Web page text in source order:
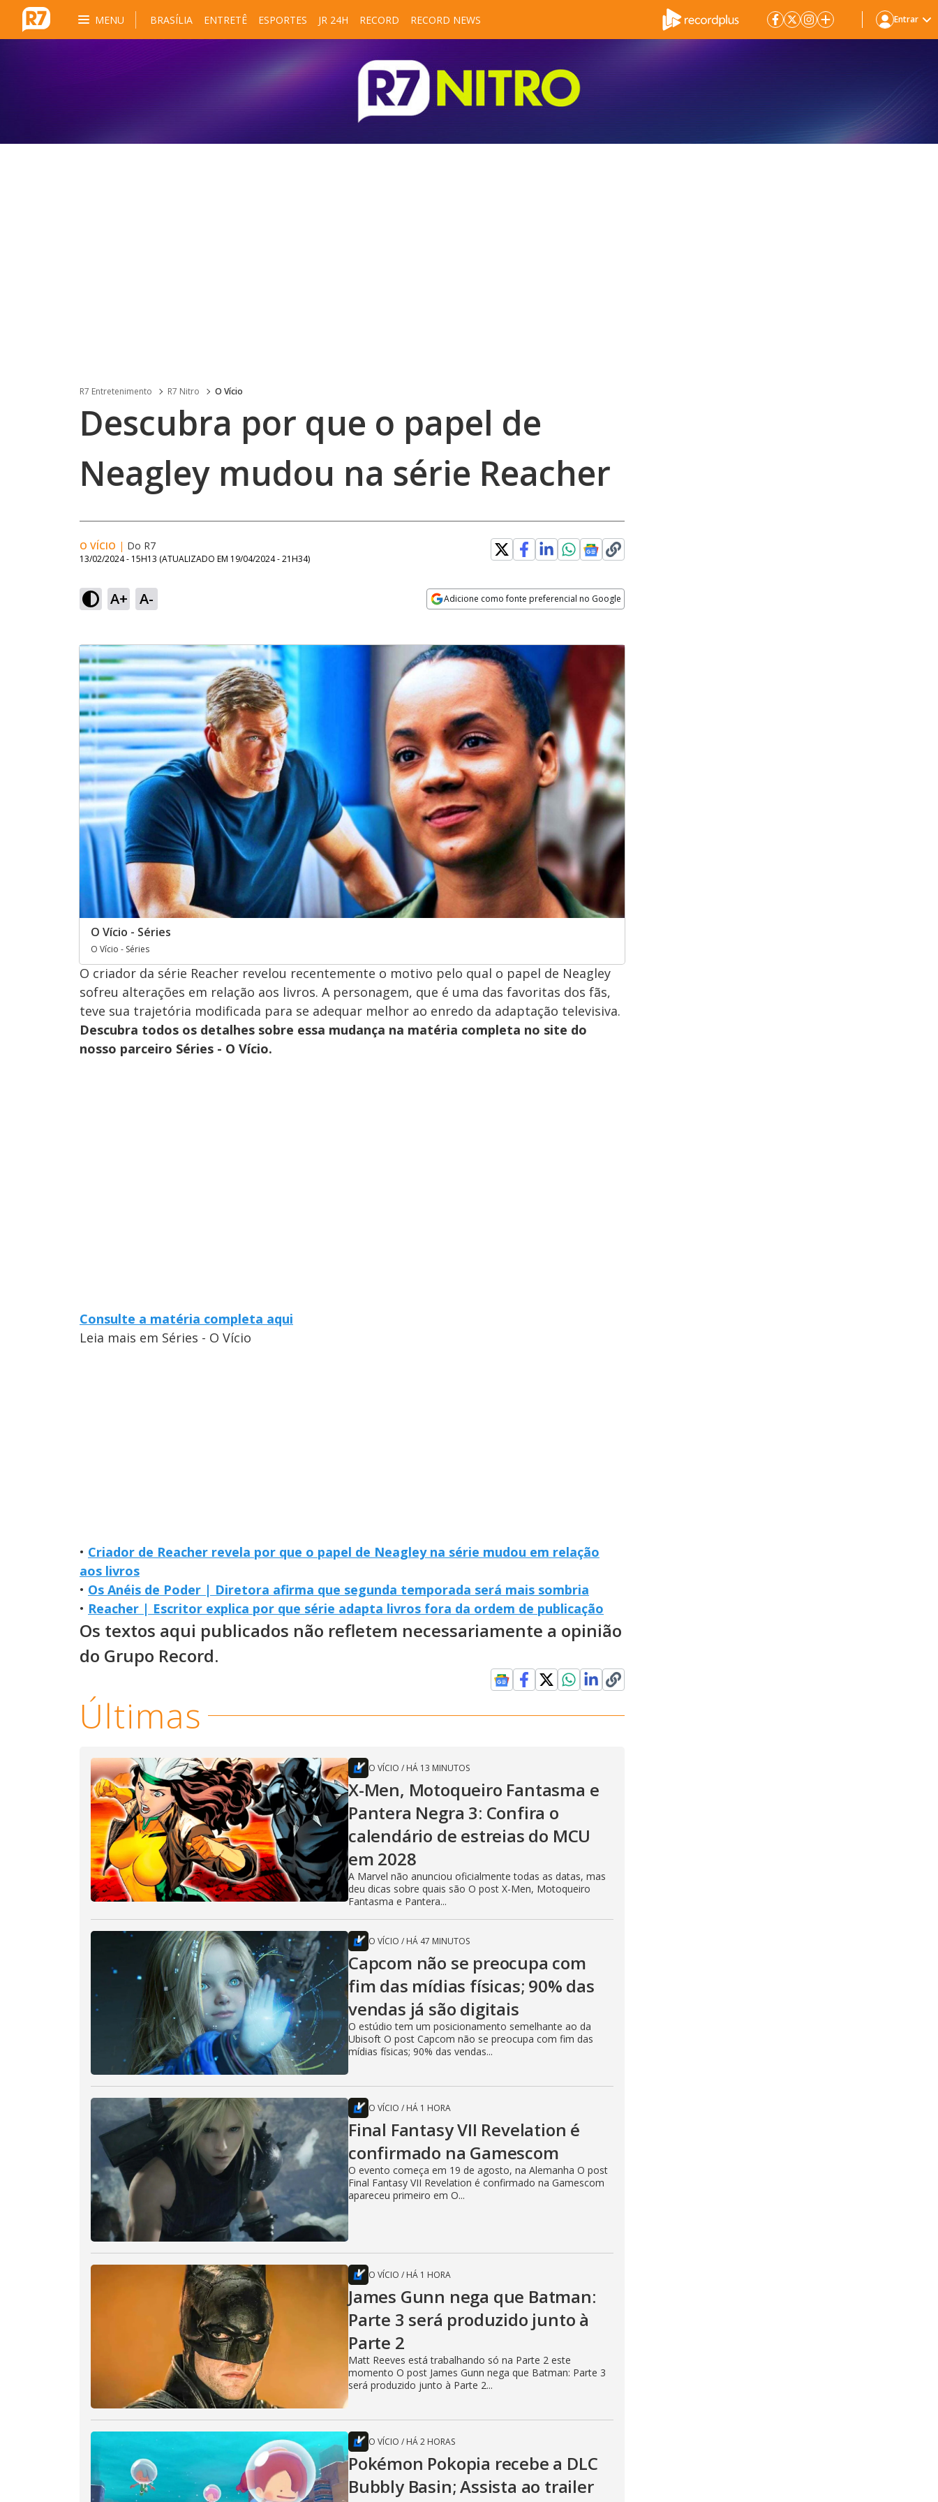
MENU BRASÍLIA ENTRETÊ ESPORTES JR 24H RECORD RECORD NEWS Entrar
R7 Entretenimento R7 Nitro O Vício
Descubra por que o papel de
Neagley mudou na série Reacher
O VÍCIO | Do R7
13/02/2024 - 15H13 (ATUALIZADO EM 19/04/2024 - 21H34)
A+ A- Adicione como fonte preferencial no Google
O Vício - Séries
O Vício - Séries
O criador da série Reacher revelou recentemente o motivo pelo qual o papel de Neagley
sofreu alterações em relação aos livros. A personagem, que é uma das favoritas dos fãs,
teve sua trajetória modificada para se adequar melhor ao enredo da adaptação televisiva.
Descubra todos os detalhes sobre essa mudança na matéria completa no site do
nosso parceiro Séries - O Vício.
Consulte a matéria completa aqui
Leia mais em Séries - O Vício
• Criador de Reacher revela por que o papel de Neagley na série mudou em relação
aos livros
• Os Anéis de Poder | Diretora afirma que segunda temporada será mais sombria
• Reacher | Escritor explica por que série adapta livros fora da ordem de publicação
Os textos aqui publicados não refletem necessariamente a opinião
do Grupo Record.
Últimas
O VÍCIO / HÁ 13 MINUTOS
X-Men, Motoqueiro Fantasma e
Pantera Negra 3: Confira o
calendário de estreias do MCU
em 2028
A Marvel não anunciou oficialmente todas as datas, mas
deu dicas sobre quais são O post X-Men, Motoqueiro
Fantasma e Pantera...
O VÍCIO / HÁ 47 MINUTOS
Capcom não se preocupa com
fim das mídias físicas; 90% das
vendas já são digitais
O estúdio tem um posicionamento semelhante ao da
Ubisoft O post Capcom não se preocupa com fim das
mídias físicas; 90% das vendas...
O VÍCIO / HÁ 1 HORA
Final Fantasy VII Revelation é
confirmado na Gamescom
O evento começa em 19 de agosto, na Alemanha O post
Final Fantasy VII Revelation é confirmado na Gamescom
apareceu primeiro em O...
O VÍCIO / HÁ 1 HORA
James Gunn nega que Batman:
Parte 3 será produzido junto à
Parte 2
Matt Reeves está trabalhando só na Parte 2 este
momento O post James Gunn nega que Batman: Parte 3
será produzido junto à Parte 2...
O VÍCIO / HÁ 2 HORAS
Pokémon Pokopia recebe a DLC
Bubbly Basin; Assista ao trailer